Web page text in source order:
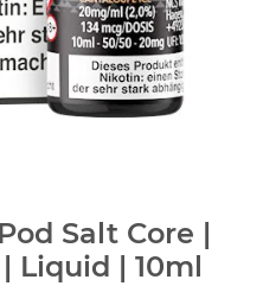
Salt Core |
Liquid | 10ml